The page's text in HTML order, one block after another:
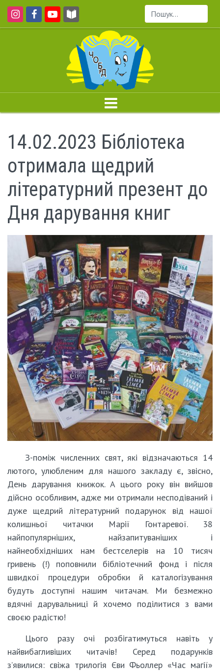
Пошук...
14.02.2023 Бібліотека
отримала щедрий
літературний презент до
Дня дарування книг
З-поміж численних свят, які відзначаються 14
лютого, улюбленим для нашого закладу є, звісно,
День дарування книжок. А цього року він вийшов
дійсно особливим, адже ми отримали несподіваний і
дуже щедрий літературний подарунок від нашої
колишньої читачки Марії Гонтаревої. 38
найпопулярніших, найзапитуваніших і
найнеобхідніших нам бестселерів на 10 тисяч
гривень (!) поповнили бібліотечний фонд і після
швидкої процедури обробки й каталогізування
будуть доступні нашим читачам. Ми безмежно
вдячні дарувальниці й хочемо поділитися з вами
своєю радістю!
Цього разу очі розбігатимуться навіть у
найвибагливіших читачів! Серед подарунків
з’явилися: свіжа трилогія Єви Фьоллер «Час магії»